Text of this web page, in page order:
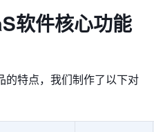
软件核心功能
的特点，我们制作了以下对